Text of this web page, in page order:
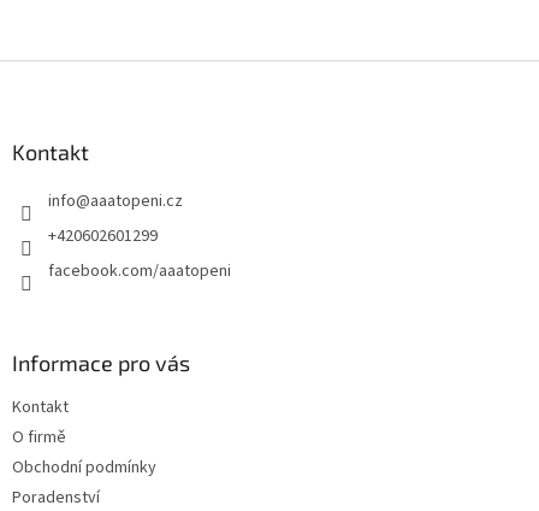
Kontakt
info@aaatopeni.cz
+420602601299
facebook.com/aaatopeni
Informace pro vás
Kontakt
O firmě
Obchodní podmínky
Poradenství